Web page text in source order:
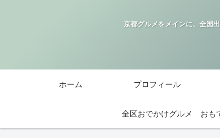
京都グルメをメインに、全国
ホーム プロフィール
全区おでかけグルメ